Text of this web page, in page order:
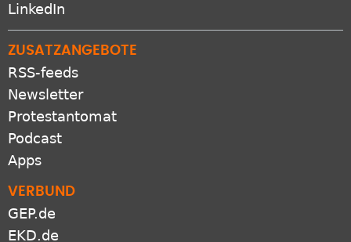
LinkedIn
ZUSATZANGEBOTE
RSS-feeds
Newsletter
Protestantomat
Podcast
Apps
VERBUND
GEP.de
EKD.de